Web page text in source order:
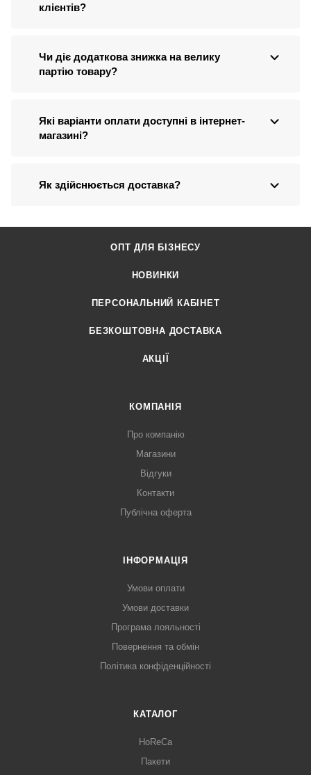
клієнтів?
Чи діє додаткова знижка на велику
партію товару?
Які варіанти оплати доступні в інтернет-
магазині?
Як здійснюється доставка?
ОПТ ДЛЯ БІЗНЕСУ
НОВИНКИ
ПЕРСОНАЛЬНИЙ КАБІНЕТ
БЕЗКОШТОВНА ДОСТАВКА
АКЦІЇ
КОМПАНІЯ
Про компанію
Магазини
Відгуки
Контакти
Публічна оферта
ІНФОРМАЦІЯ
Умови оплати
Умови доставки
Програма лояльності
Повернення та обмін
Політика конфіденційності
КАТАЛОГ
HoReCa
Пакети